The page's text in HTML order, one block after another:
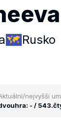
Rusko
nejvyšší
- / 543.